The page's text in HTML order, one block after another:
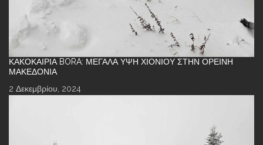
ΚΑΚΟΚΑΙΡΊΑ BORA: ΜΕΓΆΛΑ ΎΨΗ ΧΙΟΝΙΟΎ ΣΤΗΝ ΟΡΕΙΝΉ
ΜΑΚΕΔΟΝΊΑ
2 Δεκεμβρίου, 2024